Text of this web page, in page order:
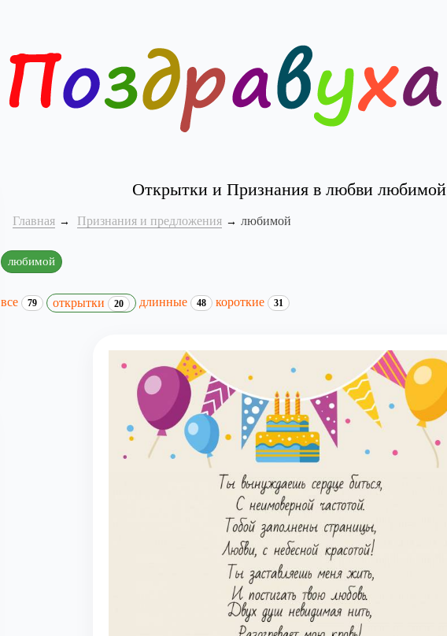
Открытки и Признания в любви любимой
Главная Признания и предложения любимой
любимой
все 79 открытки 20 длинные 48 короткие 31